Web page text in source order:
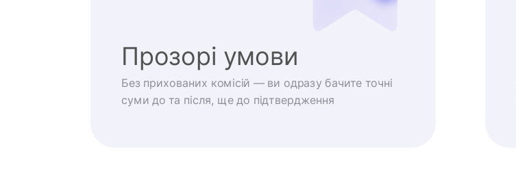
Прозорі умови
Без прихованих комісій — ви одразу бачите точні
суми до та після, ще до підтвердження